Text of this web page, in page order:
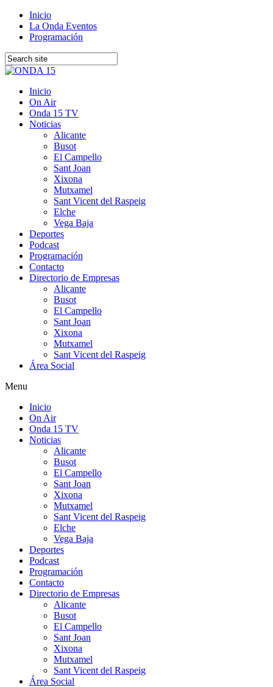
Inicio
La Onda Eventos
Programación
Inicio
On Air
Onda 15 TV
Noticias
Alicante
Busot
El Campello
Sant Joan
Xixona
Mutxamel
Sant Vicent del Raspeig
Elche
Vega Baja
Deportes
Podcast
Programación
Contacto
Directorio de Empresas
Alicante
Busot
El Campello
Sant Joan
Xixona
Mutxamel
Sant Vicent del Raspeig
Área Social
Menu
Inicio
On Air
Onda 15 TV
Noticias
Alicante
Busot
El Campello
Sant Joan
Xixona
Mutxamel
Sant Vicent del Raspeig
Elche
Vega Baja
Deportes
Podcast
Programación
Contacto
Directorio de Empresas
Alicante
Busot
El Campello
Sant Joan
Xixona
Mutxamel
Sant Vicent del Raspeig
Área Social